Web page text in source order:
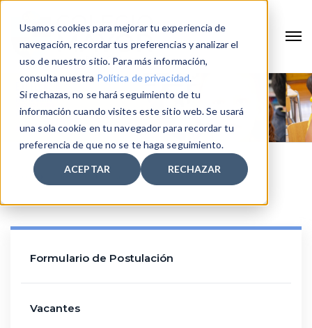
Usamos cookies para mejorar tu experiencia de
navegación, recordar tus preferencias y analizar el
uso de nuestro sitio. Para más información,
consulta nuestra Política de privacidad.
Si rechazas, no se hará seguimiento de tu
información cuando visites este sitio web. Se usará
una sola cookie en tu navegador para recordar tu
preferencia de que no se te haga seguimiento.
ACEPTAR RECHAZAR
Home Admision Cupos prioritarios para NEEP
Formulario de Postulación
Vacantes